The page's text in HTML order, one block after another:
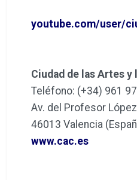
youtube.com/user/
Ciudad de las Artes y
Teléfono: (+34) 961
Av. del Profesor
46013 Valencia
www.cac.es